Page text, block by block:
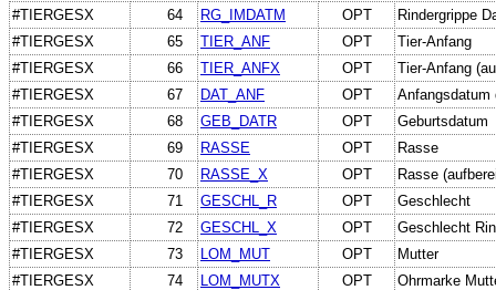
#TIERGESX
64 RG_IMDATM OPT
Rindergrippe
#TIERGESX
65 TIER_ANF OPT
Tier-Anfang
#TIERGESX
66 TIER_ANFX OPT
Tier-Anfang
#TIERGESX
67 DAT_ANF OPT
Anfangsdatum
#TIERGESX
68 GEB_DATR OPT
Geburtsdatum
#TIERGESX
69 RASSE OPT
Rasse
#TIERGESX
70 RASSE_X OPT
Rasse
#TIERGESX
71 GESCHL_R OPT
Geschlecht
#TIERGESX
72 GESCHL_X OPT
Geschlecht
#TIERGESX
73 LOM_MUT OPT
Mutter
#TIERGESX
74 LOM_MUTX OPT
Ohrmarke